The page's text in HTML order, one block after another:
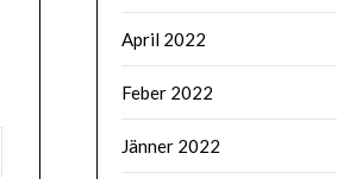
April 2022
Feber 2022
Jänner 2022